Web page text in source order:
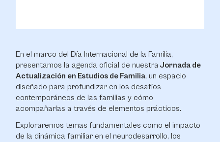
En el marco del Día Internacional de la Familia,
presentamos la agenda oficial de nuestraJornada de
Actualización en Estudios de Familia, un espacio
diseñado para profundizar en los desafíos
contemporáneos de las familias y cómo
acompañarlas a través de elementos prácticos.
Exploraremos temas fundamentales como el impacto
de la dinámica familiar en el neurodesarrollo, los